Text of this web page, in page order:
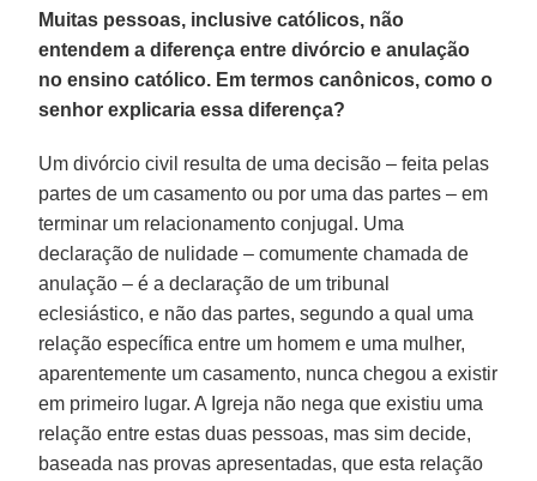
Muitas pessoas, inclusive católicos, não
entendem a diferença entre divórcio e anulação
no ensino católico. Em termos canônicos, como o
senhor explicaria essa diferença?
Um divórcio civil resulta de uma decisão – feita pelas
partes de um casamento ou por uma das partes – em
terminar um relacionamento conjugal. Uma
declaração de nulidade – comumente chamada de
anulação – é a declaração de um tribunal
eclesiástico, e não das partes, segundo a qual uma
relação específica entre um homem e uma mulher,
aparentemente um casamento, nunca chegou a existir
em primeiro lugar. A Igreja não nega que existiu uma
relação entre estas duas pessoas, mas sim decide,
baseada nas provas apresentadas, que esta relação